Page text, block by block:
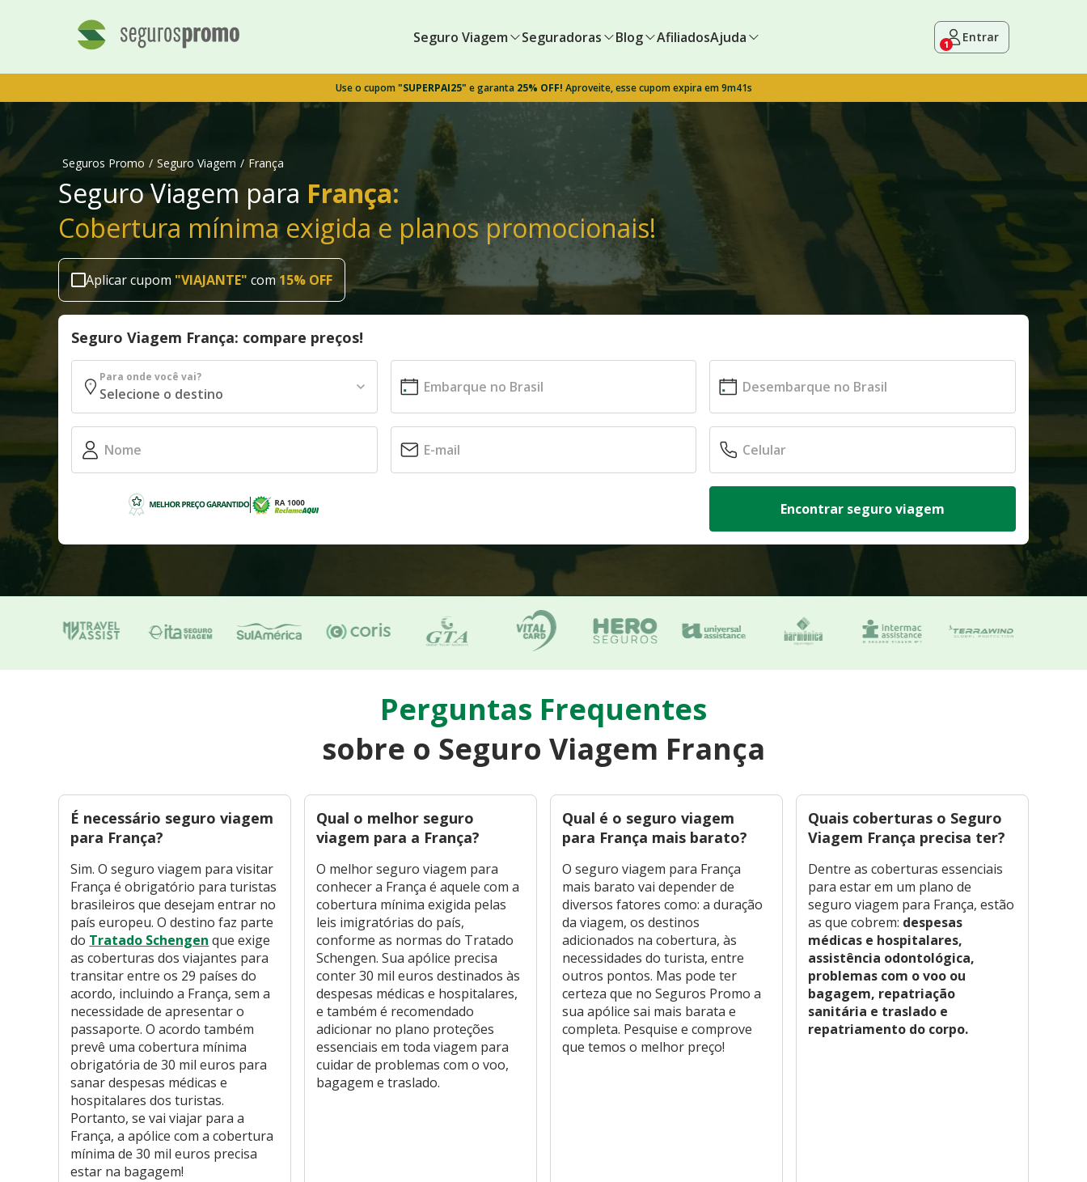
Seguro Viagem Seguradoras Blog AfiliadosAjuda 1 Entrar
Use o cupom"SUPERPAI25" e garanta 25% OFF! Aproveite, esse cupom expira em 9m40s
Seguros Promo / Seguro Viagem / França
Seguro Viagem para França:
Cobertura mínima exigida e planos promocionais!
Aplicar cupom "VIAJANTE" com 15% OFF
Seguro Viagem França: compare preços!
Para onde você vai?
Encontrar seguro viagem
Perguntas Frequentes
sobre o Seguro Viagem França
É necessário seguro viagem
para França?
Sim. O seguro viagem para visitar
França é obrigatório para turistas
brasileiros que desejam entrar no
país europeu. O destino faz parte
do Tratado Schengen que exige
as coberturas dos viajantes para
transitar entre os 29 países do
acordo, incluindo a França, sem a
necessidade de apresentar o
passaporte. O acordo também
prevê uma cobertura mínima
obrigatória de 30 mil euros para
sanar despesas médicas e
hospitalares dos turistas.
Portanto, se vai viajar para a
França, a apólice com a cobertura
mínima de 30 mil euros precisa
estar na bagagem!
Qual o melhor seguro
viagem para a França?
O melhor seguro viagem para
conhecer a França é aquele com a
cobertura mínima exigida pelas
leis imigratórias do país,
conforme as normas do Tratado
Schengen. Sua apólice precisa
conter 30 mil euros destinados às
despesas médicas e hospitalares,
e também é recomendado
adicionar no plano proteções
essenciais em toda viagem para
cuidar de problemas com o voo,
bagagem e traslado.
Qual é o seguro viagem
para França mais barato?
O seguro viagem para França
mais barato vai depender de
diversos fatores como: a duração
da viagem, os destinos
adicionados na cobertura, às
necessidades do turista, entre
outros pontos. Mas pode ter
certeza que no Seguros Promo a
sua apólice sai mais barata e
completa. Pesquise e comprove
que temos o melhor preço!
Quais coberturas o Seguro
Viagem França precisa ter?
Dentre as coberturas essenciais
para estar em um plano de
seguro viagem para França, estão
as que cobrem: despesas
médicas e hospitalares,
assistência odontológica,
problemas com o voo ou
bagagem, repatriação
sanitária e traslado e
repatriamento do corpo.